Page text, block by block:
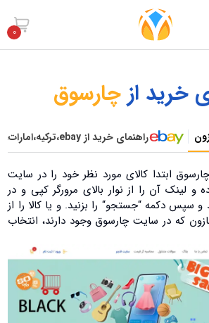
0
خرید ازچارسوق
راهنمای خرید از ebay،ترکیه،امارات،چین
و لینک آن را از نوار بالای مرورگر کپی و در
و سپس دکمه “جستجو“ را بزنید. و یا کالا را از
که در سایت چارسوق وجود دارند، انتخاب